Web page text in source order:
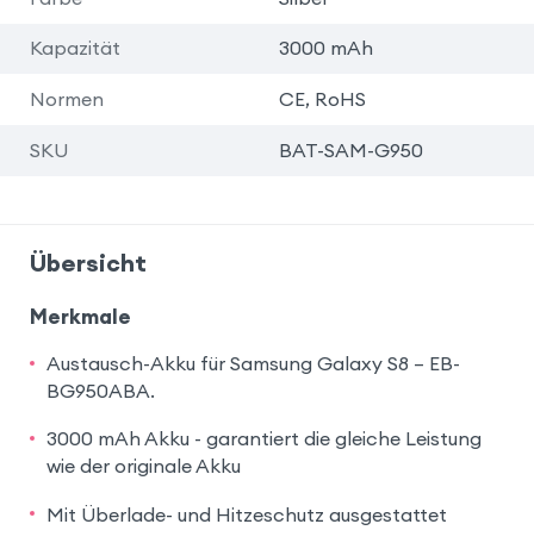
Kapazität 3000 mAh
Normen CE, RoHS
SKU BAT-SAM-G950
Übersicht
Merkmale
Austausch-Akku für Samsung Galaxy S8 – EB-
BG950ABA.
3000 mAh Akku - garantiert die gleiche Leistung
wie der originale Akku
Mit Überlade- und Hitzeschutz ausgestattet